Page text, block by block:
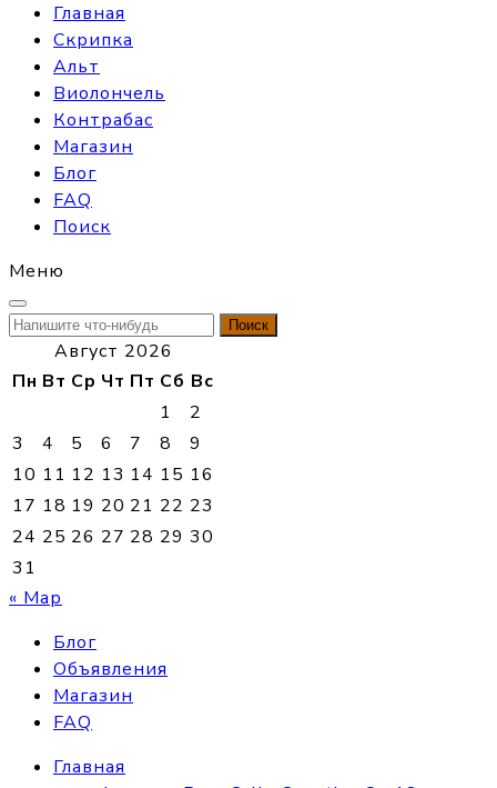
Главная
Скрипка
Альт
Виолончель
Контрабас
Магазин
Блог
FAQ
Поиск
Меню
Найти:
Август 2026
Пн Вт Ср Чт Пт Сб Вс
1
2
3
4 5 6 7 8
9
10 11 12 13 14 15 16
17 18 19 20 21 22 23
24 25 26 27 28 29 30
31
« Мар
Блог
Объявления
Магазин
FAQ
Главная